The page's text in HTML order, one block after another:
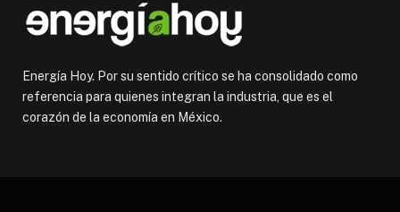
Energía Hoy. Por su sentido crítico se ha consolidado como
referencia para quienes integran la industria, que es el
corazón de la economía en México.